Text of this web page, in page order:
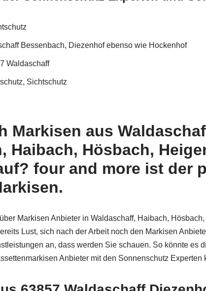
Bessenbach, Diezenhof ebenso wie Hockenhof
Waldaschaff
Sichtschutz
Markisen aus
Haibach, Hösbach,
four and more ist der
Markisen Anbieter in Waldaschaff, Haibach,
Lust, sich nach der Arbeit noch den Markisen
an, dass werden Sie schauen. So könnte es
Anbieter mit den Sonnenschutz Experten